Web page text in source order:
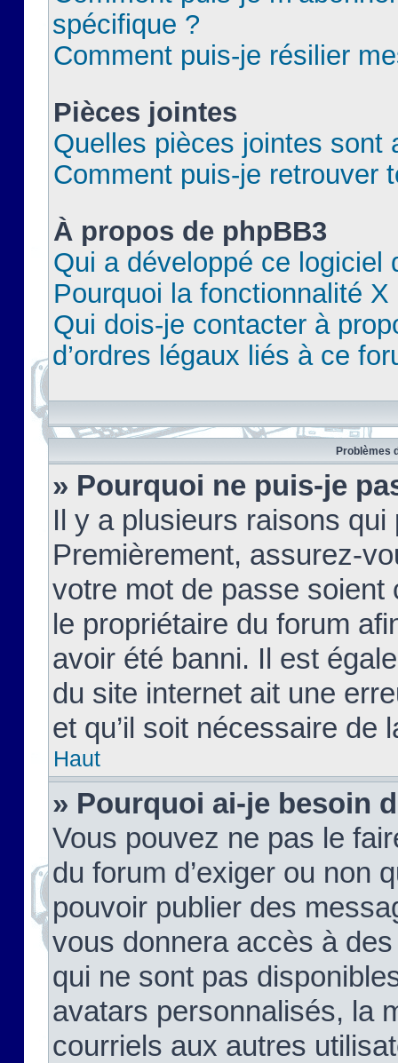
spécifique ?
Comment puis-je résilier
Pièces jointes
Quelles pièces jointes sont
Comment puis-je retrouver
À propos de phpBB3
Qui a développé ce logiciel
Pourquoi la fonctionnalité X
Qui dois-je contacter à
d’ordres légaux liés à ce
Problèmes
» Pourquoi ne puis-je
Il y a plusieurs raisons
Premièrement, assurez-
votre mot de passe soient
le propriétaire du forum
avoir été banni. Il est
du site internet ait une
et qu’il soit nécessaire de
Haut
» Pourquoi ai-je besoin
Vous pouvez ne pas le
du forum d’exiger ou non
pouvoir publier des
vous donnera accès à
qui ne sont pas
avatars personnalisés, la
courriels aux autres